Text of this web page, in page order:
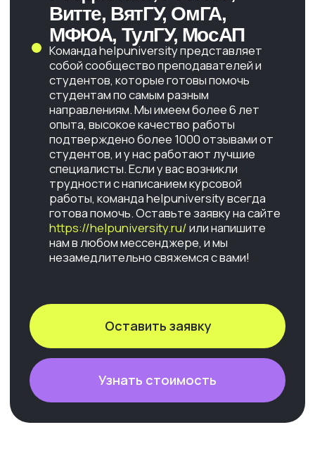
Политика обработка файлов "cookie"